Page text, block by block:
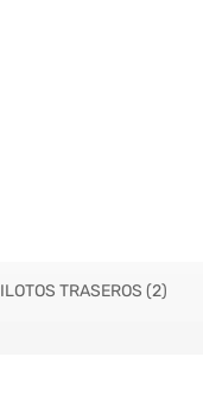
TRASEROS (2)